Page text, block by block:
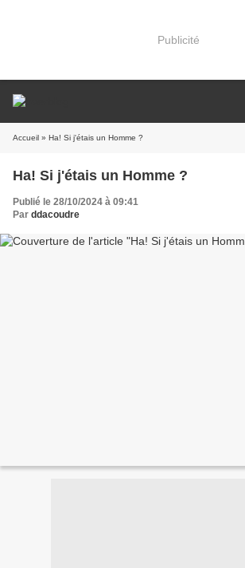
Publicité
Accueil » Ha! Si j'étais un Homme ?
Ha! Si j'étais un Homme ?
Publié le 28/10/2024 à 09:41
Par ddacoudre